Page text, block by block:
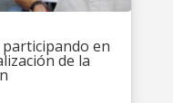
participando en
de la